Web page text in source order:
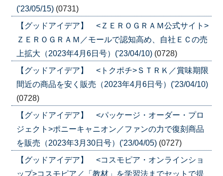
('23/05/15) (0731)
【グッドアイデア】 <ＺＥＲＯＧＲＡＭ公式サイト>
ＺＥＲＯＧＲＡＭ／モールで認知高め、自社ＥＣの売
上拡大（2023年4月6日号）('23/04/10) (0728)
【グッドアイデア】 <トクポチ>ＳＴＲＫ／賞味期限
間近の商品を安く販売（2023年4月6日号）('23/04/10)
(0728)
【グッドアイデア】 <パッケージ・オーダー・プロ
ジェクト>ポニーキャニオン／ファンの力で復刻商品
を販売（2023年3月30日号）('23/04/05) (0727)
【グッドアイデア】 <コスモピア・オンラインショ
ップ>コスモピア／「教材」を学習法までセットで提